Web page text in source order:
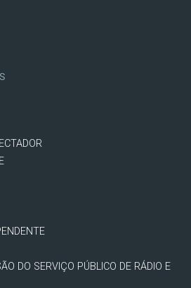
DO SERVIÇO PÚBLICO DE RÁDIO E